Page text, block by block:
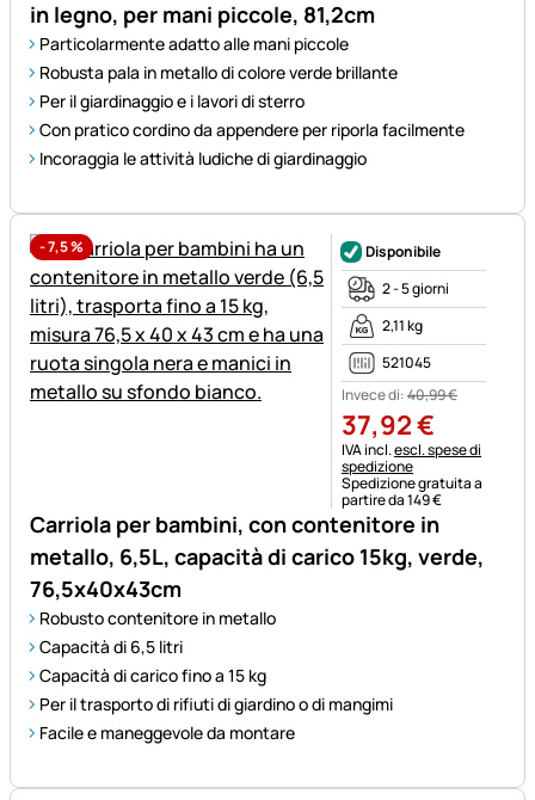
in legno, per mani piccole, 81,2cm
Particolarmente adatto alle mani piccole
Robusta pala in metallo di colore verde brillante
Per il giardinaggio e i lavori di sterro
Con pratico cordino da appendere per riporla facilmente
Incoraggia le attività ludiche di giardinaggio
-7,5%
Carriola per bambini, con contenitore in
metallo, 6,5L, capacità di carico 15kg, verde,
76,5x40x43cm
Robusto contenitore in metallo
Capacità di 6,5 litri
Capacità di carico fino a 15 kg
Per il trasporto di rifiuti di giardino o di mangimi
Facile e maneggevole da montare
Disponibile
2 - 5 giorni
2,11 kg
521045
Invece di:40,99€
37,92€
Informazioni fiscali:
IVA incl.escl. spese di
spedizione
Spedizione gratuita a
partire da 149 €